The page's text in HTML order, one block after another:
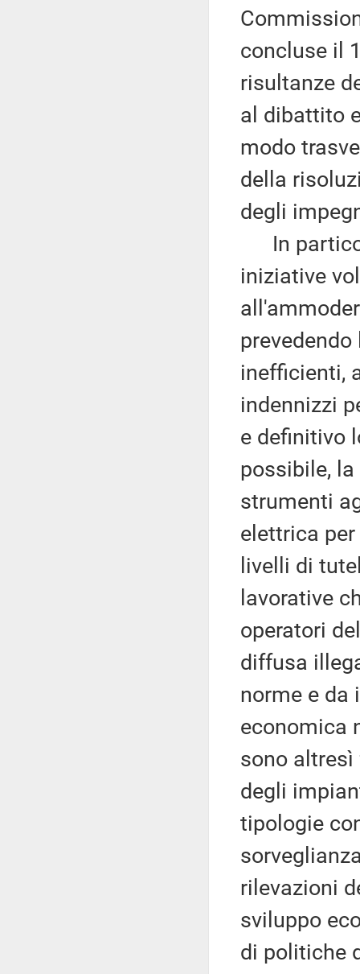
concluse il
risultanze
al dibattito
modo
della
degli
In
iniziative
inefficienti,
indennizzi
e definitivo
possibile,
strumenti
elettrica
livelli di
lavorative
operatori
diffusa
norme e da
economica
sono
degli
tipologie
rilevazioni
sviluppo
di politiche